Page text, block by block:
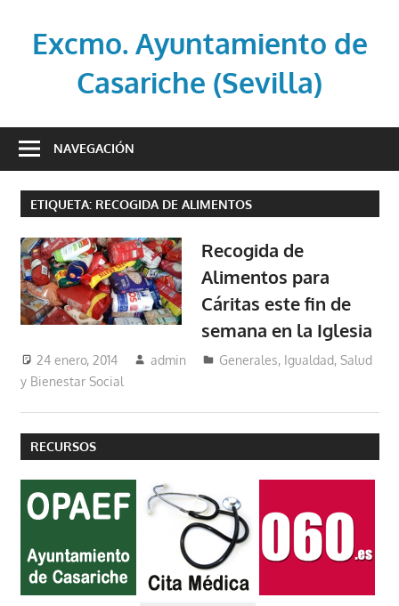
contenidoExcmo. Ayuntamiento de
Casariche (Sevilla)
oficial
Ayuntamiento
de
Casariche
(Sevilla)
NAVEGACIÓN
ETIQUETA: RECOGIDA DE ALIMENTOS
Recogida de
Alimentos para
Cáritas este fin de
semana en la Iglesia
24 enero, 2014 admin Generales, Igualdad, Salud
y Bienestar Social
RECURSOS